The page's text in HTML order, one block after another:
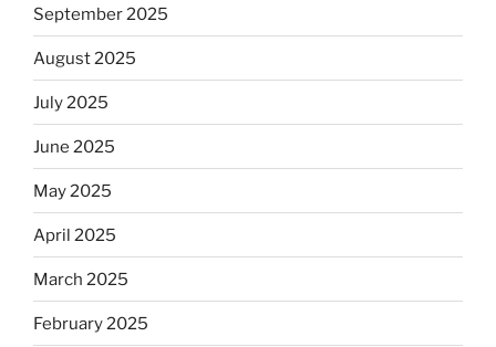
September 2025
August 2025
July 2025
June 2025
May 2025
April 2025
March 2025
February 2025